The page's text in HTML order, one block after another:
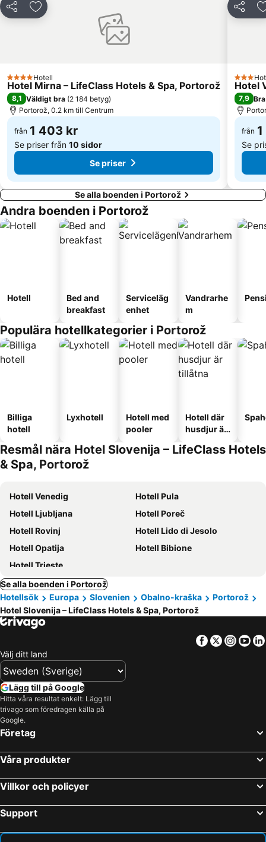
Pri svetilniku
Istrian Riviera
Galijot
Dela Lägg till i Mina Favoriter
4 Stjärnor
Hotell
Hotel Mirna – LifeClass Hotels & Spa, Portorož
8,1 Väldigt bra (2 184 betyg)
Portorož, 0.2 km till Centrum
från 1 403 kr
Se priser från 10 sidor
Se priser
Dela
3
Hotel
7,9 Bra
från
Se
Se alla boenden i Portorož
Andra boenden i Portorož
Hotell
Bed and
breakfast
Serviceläg
enhet
Vandrarhe
m
Populära hotellkategorier i Portorož
Billiga
hotell
Lyxhotell
Hotell med
pooler
Hotell där
husdjur är
Resmål nära Hotel Slovenija – LifeClass Hotels
& Spa, Portorož
Hotell Venedig
Hotell Pula
Hotell Ljubljana
Hotell Poreč
Hotell Rovinj
Hotell Lido di Jesolo
Hotell Opatija
Hotell Bibione
Hotell Trieste
Se alla boenden i Portorož
Hotellsök
Europa Slovenien Obalno-kraška
Portorož
Hotel Slovenija – LifeClass Hotels & Spa, Portorož
Facebook
Twitter
Välj ditt land
Lägg till på Google
Hitta våra resultat enkelt: Lägg till
trivago som föredragen källa på
Google.
Företag
Våra produkter
Villkor och policyer
Support